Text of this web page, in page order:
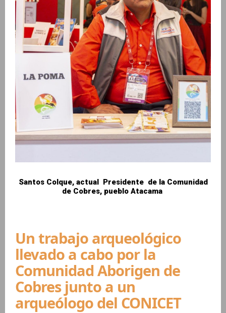
Santos Colque, actual Presidente de la Comunidad
de Cobres, pueblo Atacama
Un trabajo arqueológico
llevado a cabo por la
Comunidad Aborigen de
Cobres junto a un
arqueólogo del CONICET